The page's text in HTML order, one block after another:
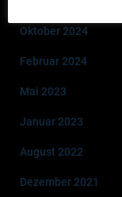
Oktober 2024
Februar 2024
Mai 2023
Januar 2023
August 2022
Dezember 2021